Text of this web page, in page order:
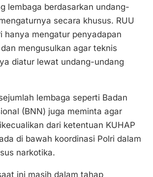
lembaga berdasarkan undang-
secara khusus. RUU
hanya mengatur penyadapan
mengusulkan agar teknis
diatur lewat undang-undang
lembaga seperti Badan
(BNN) juga meminta agar
dari ketentuan KUHAP
di bawah koordinasi Polri dalam
narkotika.
ini masih dalam tahap